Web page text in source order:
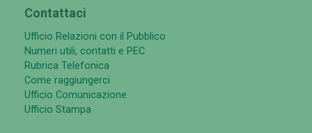
Contattaci
Ufficio Relazioni con il Pubblico
Numeri utili, contatti e PEC
Rubrica Telefonica
Come raggiungerci
Ufficio Comunicazione
Ufficio Stampa